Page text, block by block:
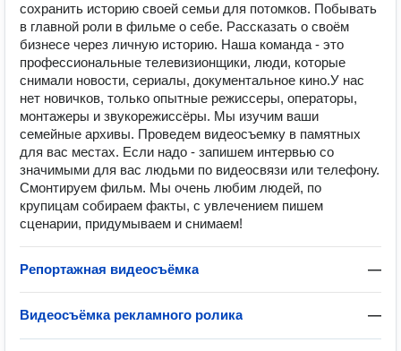
сохранить историю своей семьи для потомков. Побывать
в главной роли в фильме о себе. Рассказать о своём
бизнесе через личную историю. Наша команда - это
профессиональные телевизионщики, люди, которые
снимали новости, сериалы, документальное кино.У нас
нет новичков, только опытные режиссеры, операторы,
монтажеры и звукорежиссёры. Мы изучим ваши
семейные архивы. Проведем видеосъемку в памятных
для вас местах. Если надо - запишем интервью со
значимыми для вас людьми по видеосвязи или телефону.
Смонтируем фильм. Мы очень любим людей, по
крупицам собираем факты, с увлечением пишем
сценарии, придумываем и снимаем!
Репортажная видеосъёмка —
Видеосъёмка рекламного ролика —